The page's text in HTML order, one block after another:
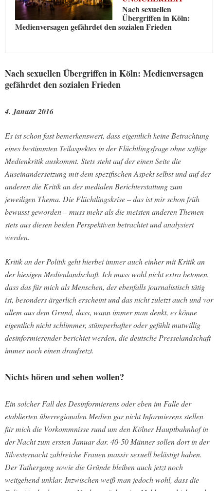
Nach sexuellen
Übergriffen in Köln:
Medienversagen gefährdet den sozialen Frieden
Nach sexuellen Übergriffen in Köln: Medienversagen
gefährdet den sozialen Frieden
4. Januar 2016
Es ist schon fast bemerkenswert, dass eigentlich keine Betrachtung
eines bestimmten Teilaspektes in der Flüchtlingsfrage ohne saftige
Medienkritik auskommt. Stets steht auf der einen Seite die
Auseinandersetzung mit dem spezifischen Aspekt selbst und auf der
anderen die Kritik an der medialen Berichterstattung zum
jeweiligen Thema. Die Flüchtlingskrise – das ist mir schon früh
bewusst geworden – muss mehr als die meisten anderen Themen
stets aus diesen beiden Perspektiven betrachtet und analysiert
werden.
Kritik an der Politik geht hierbei immer auch einher mit Kritik an
der hiesigen Medienlandschaft. Ich muss wohl nicht extra betonen,
dass das für mich als Menschen, der ebenfalls journalistisch tätig
ist, besonders ärgerlich erscheint und das nicht zuletzt auch und vor
allem aus dem Grund, dass, wann immer man denkt, es könne
eigentlich nicht schlimmer, stümperhafter oder gefühlt mutwillig
desinformierender berichtet werden, die deutsche Presselandschaft
immer noch einen draufsetzt.
Nichts hören und sehen wollen?
Ein solcher Fall des Desinformierens oder eben im Falle der
etablierten überregionalen Medien gar nicht Informierens stellen
für mich die Vorkommnisse rund um den Kölner Hauptbahnhof in
der Nacht zum ersten Januar dar. 40-50 Männer sollen dort in der
Silvesternacht zahlreiche Frauen massiv sexuell belästigt haben.
Der Tathergang sowie die Gründe bleiben auch jetzt noch
weitgehend unklar. Inzwischen weiß man jedoch wohl, dass die